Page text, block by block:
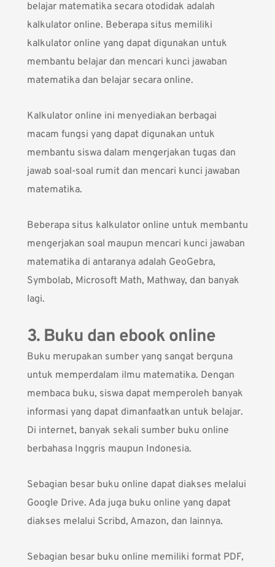
belajar matematika secara otodidak adalah
kalkulator online. Beberapa situs memiliki
kalkulator online yang dapat digunakan untuk
membantu belajar dan mencari kunci jawaban
matematika dan belajar secara online.
Kalkulator online ini menyediakan berbagai
macam fungsi yang dapat digunakan untuk
membantu siswa dalam mengerjakan tugas dan
jawab soal-soal rumit dan mencari kunci jawaban
matematika.
Beberapa situs kalkulator online untuk membantu
mengerjakan soal maupun mencari kunci jawaban
matematika di antaranya adalah GeoGebra,
Symbolab, Microsoft Math, Mathway, dan banyak
lagi.
3. Buku dan ebook online
Buku merupakan sumber yang sangat berguna
untuk memperdalam ilmu matematika. Dengan
membaca buku, siswa dapat memperoleh banyak
informasi yang dapat dimanfaatkan untuk belajar.
Di internet, banyak sekali sumber buku online
berbahasa Inggris maupun Indonesia.
Sebagian besar buku online dapat diakses melalui
Google Drive. Ada juga buku online yang dapat
diakses melalui Scribd, Amazon, dan lainnya.
Sebagian besar buku online memiliki format PDF,